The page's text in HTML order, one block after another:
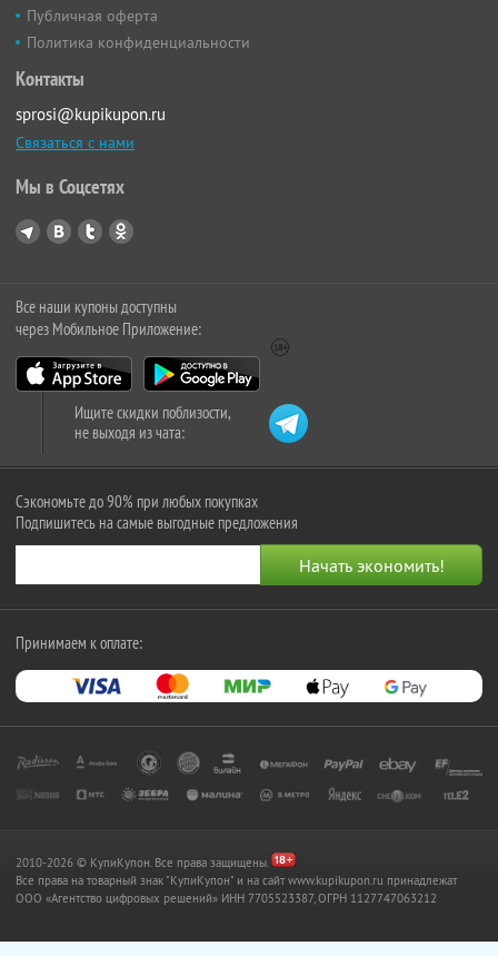
Публичная оферта
Политика конфиденциальности
Контакты
sprosi@kupikupon.ru
Связаться с нами
Мы в Соцсетях
Все наши купоны доступны
через Мобильное Приложение:
Ищите скидки поблизости,
не выходя из чата:
Сэкономьте до 90% при любых покупках
Подпишитесь на самые выгодные предложения
Принимаем к оплате:
2010-2026 © КупиКупон. Все права защищены.
Все права на товарный знак "КупиКупон" и на сайт www.kupikupon.ru принадлежат
OOO «Агентство цифровых решений» ИНН 7705523387, ОГРН 1127747063212